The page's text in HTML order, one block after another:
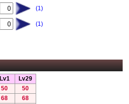
(1)
(1)
Lv1
Lv29
50
50
68
68